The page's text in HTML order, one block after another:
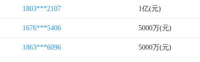
1803***2107 1亿(元)
1676***5406 5000万(元)
1863***6096 5000万(元)